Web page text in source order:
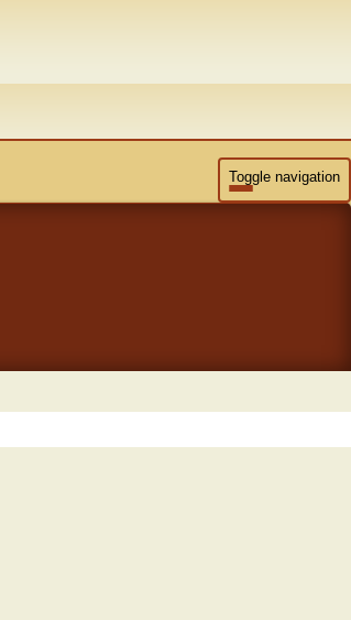
Toggle navigation